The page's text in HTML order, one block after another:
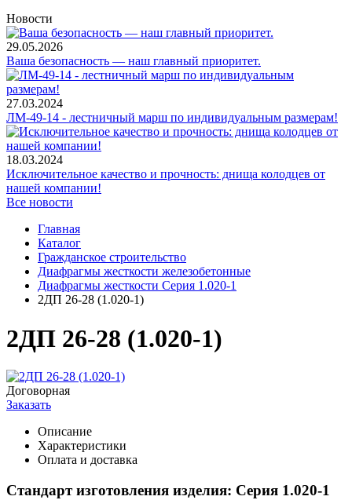
Новости
29.05.2026
Ваша безопасность — наш главный приоритет.
27.03.2024
ЛМ-49-14 - лестничный марш по индивидуальным размерам!
18.03.2024
Исключительное качество и прочность: днища колодцев от
нашей компании!
Все новости
Главная
Каталог
Гражданское строительство
Диафрагмы жесткости железобетонные
Диафрагмы жесткости Серия 1.020-1
2ДП 26-28 (1.020-1)
2ДП 26-28 (1.020-1)
Договорная
Заказать
Описание
Характеристики
Оплата и доставка
Стандарт изготовления изделия: Серия 1.020-1